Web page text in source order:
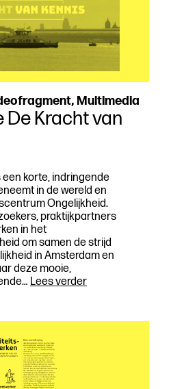
Multimedia
Kracht van
een korte, indringende
in de wereld en
Ongelijkheid.
praktijkpartners
in het
om samen de strijd
in Amsterdam en
deze mooie,
Lees verderDocumentaire
van